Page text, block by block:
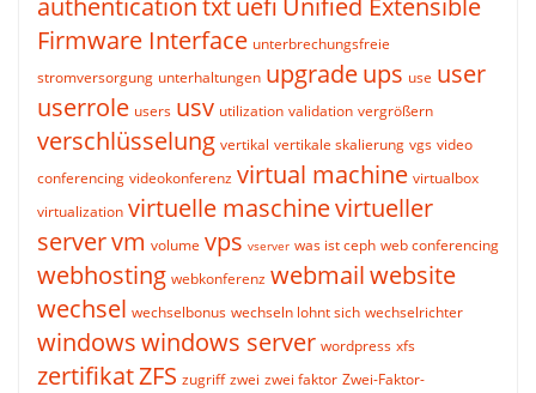
authenticationtxtuefi Unified Extensible
Firmware Interface unterbrechungsfreie
stromversorgung unterhaltungen upgradeups use user
userrole users usv utilization validation vergrößern
verschlüsselung vertikal vertikale skalierung vgs video
conferencing videokonferenz virtual machine virtualbox
virtualization virtuelle maschinevirtueller
servervm volume vps vserver was ist ceph web conferencing
webhosting webkonferenz webmailwebsite
wechsel wechselbonus wechseln lohnt sich wechselrichter
windowswindows server wordpress xfs
zertifikatZFS zugriff zwei zwei faktor Zwei-Faktor-